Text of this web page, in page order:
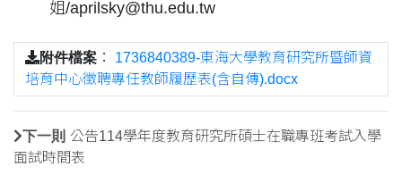
姐/aprilsky@thu.edu.tw
附件檔案 ： 1736840389-東海大學教育研究所暨師資
培育中心徵聘專任教師履歷表(含自傳).docx
下一則 公告114學年度教育研究所碩士在職專班考試入學
面試時間表